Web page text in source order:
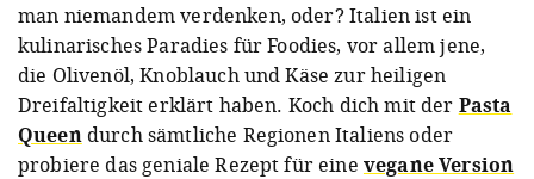
A post shared by The Pasta Queen (@the_pastaqueen)
man niemandem verdenken, oder? Italien ist ein
kulinarisches Paradies für Foodies, vor allem jene,
die Olivenöl, Knoblauch und Käse zur heiligen
Dreifaltigkeit erklärt haben. Koch dich mit der Pasta
Queendurch sämtliche Regionen Italiens oder
probiere das geniale Rezept für eine vegane Version